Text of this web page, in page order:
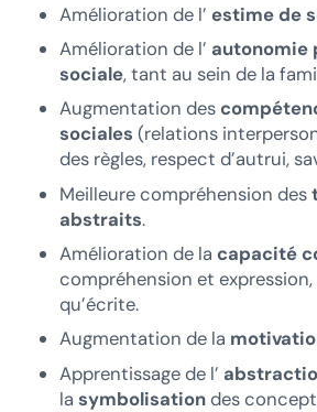
Amélioration de l’ estime de
Amélioration de l’ autonomie
sociale, tant au sein de la
Augmentation des
sociales (relations
des règles, respect d’autrui,
Meilleure compréhension des
abstraits.
Amélioration de la capacité
compréhension et
qu’écrite.
Augmentation de la
Apprentissage de l’
lasymbolisationdes